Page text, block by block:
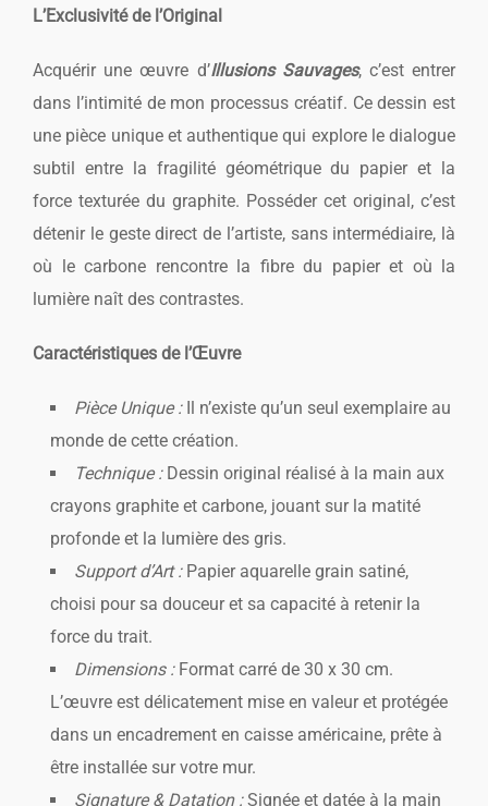
L’Exclusivité de l’Original
Acquérir une œuvre d’Illusions Sauvages, c’est entrer
dans l’intimité de mon processus créatif. Ce dessin est
une pièce unique et authentique qui explore le dialogue
subtil entre la fragilité géométrique du papier et la
force texturée du graphite. Posséder cet original, c’est
détenir le geste direct de l’artiste, sans intermédiaire, là
où le carbone rencontre la fibre du papier et où la
lumière naît des contrastes.
Caractéristiques de l’Œuvre
Pièce Unique :Il n’existe qu’un seul exemplaire au
monde de cette création.
Technique :Dessin original réalisé à la main aux
crayons graphite et carbone, jouant sur la matité
profonde et la lumière des gris.
Support d’Art :Papier aquarelle grain satiné,
choisi pour sa douceur et sa capacité à retenir la
force du trait.
Dimensions :Format carré de 30 x 30 cm.
L’œuvre est délicatement mise en valeur et protégée
dans un encadrement en caisse américaine, prête à
être installée sur votre mur.
Signature & Datation :Signée et datée à la main